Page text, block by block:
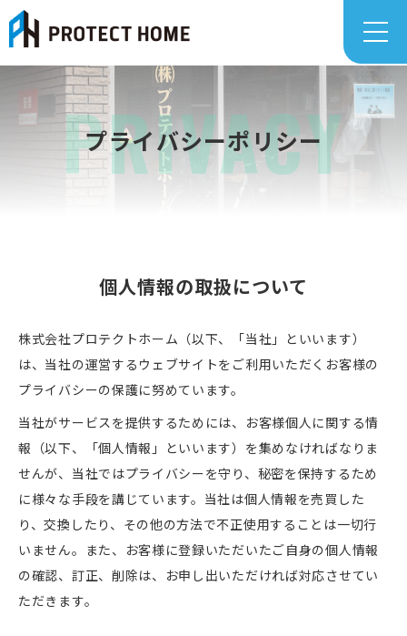
プライバシーポリシー
個人情報の取扱について
株式会社プロテクトホーム（以下、「当社」といいます）
は、当社の運営するウェブサイトをご利用いただくお客様の
プライバシーの保護に努めています。
当社がサービスを提供するためには、お客様個人に関する情
報（以下、「個人情報」といいます）を集めなければなりま
せんが、当社ではプライバシーを守り、秘密を保持するため
に様々な手段を講じています。当社は個人情報を売買した
り、交換したり、その他の方法で不正使用することは一切行
いません。また、お客様に登録いただいたご自身の個人情報
の確認、訂正、削除は、お申し出いただければ対応させてい
ただきます。